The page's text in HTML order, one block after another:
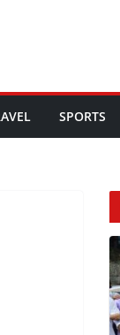
SPORTS